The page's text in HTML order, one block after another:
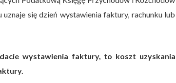
się dzień wystawienia faktury, rachunku lub
wystawienia faktury, to koszt uzyskania